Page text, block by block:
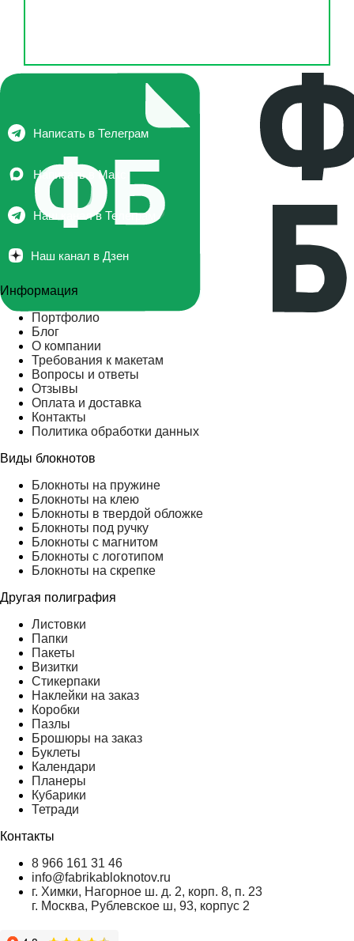
Написать в Телеграм
Написать в Макс
Наш канал в Телеграм
Наш канал в Дзен
Информация
Портфолио
Блог
О компании
Требования к макетам
Вопросы и ответы
Отзывы
Оплата и доставка
Контакты
Политика обработки данных
Виды блокнотов
Блокноты на пружине
Блокноты на клею
Блокноты в твердой обложке
Блокноты под ручку
Блокноты с магнитом
Блокноты с логотипом
Блокноты на скрепке
Другая полиграфия
Листовки
Папки
Пакеты
Визитки
Стикерпаки
Наклейки на заказ
Коробки
Пазлы
Брошюры на заказ
Буклеты
Календари
Планеры
Кубарики
Тетради
Контакты
8 966 161 31 46
info@fabrikabloknotov.ru
г. Химки, Нагорное ш. д. 2, корп. 8, п. 23
г. Москва, Рублевское ш, 93, корпус 2